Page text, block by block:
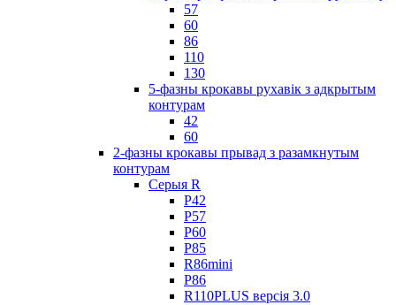
57
60
86
110
130
5-фазны крокавы рухавік з адкрытым
контурам
42
60
2-фазны крокавы прывад з разамкнутым
контурам
Серыя R
Р42
Р57
Р60
Р85
R86mini
Р86
R110PLUS версія 3.0